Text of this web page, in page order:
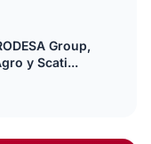
Group,
y Scati...